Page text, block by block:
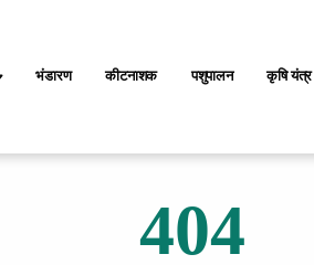
भंडारण कीटनाशक पशुपालन कृषि यंत्र
404